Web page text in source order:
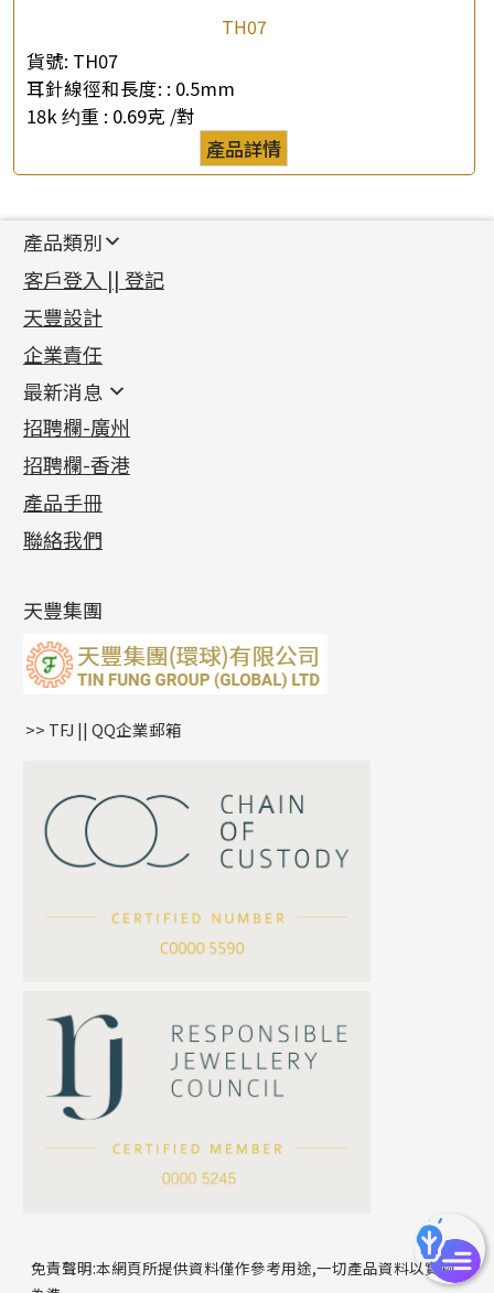
TH07
貨號: TH07
耳針線徑和長度: : 0.5mm
18k 约重 : 0.69克 /對
產品詳情
公司名稱
聯絡電話
產品類別
新產品
足金系列
足金配件
機織鏈系列
珠仔鏈
镶口链
管狀網鏈
十字車花鏈系列
十字閃O鏈系列
十字錘打鏈系列
側身車花鏈系列
側身鏈系列
雙十字鏈系列
水波鏈系列
蛇骨鏈系列
鏈尾系列
嘴唇鏈系列
S車花鏈系列
珍珠鏈系列
坦克鏈系列
滿天星鏈系列
方假繩鏈系列
首飾配件
耳環類配件
卷迫系列
螺絲迫系列
梅花迫系列
平臺迫系列
綫拍系列
美拍系列
耳環扣系列
耳綫/耳鈎系列
耳環爪頭
耳環
鏈類配件
動感車花吊墜
調節珠系列
生圈扣系列
龍蝦扣系列
鴨俐制系列
字母吊墜
相盒吊墜
項鏈吊墜
生肖吊墜
星座吊墜
珠扣
其他類配件
珠盤系列
袖口鈕系列
焊片及鐳射綫
空心車花管
珠類配件
無孔光身珠
空心光身珠
無孔批花珠
鑲口類
四爪頭系列
六爪頭系列
車花片
動感車花片
鑲口戒指
鑲口手鏈系列
首飾系列
手镯系列
戒指系列
空心耳環
空心车花管首饰链
空心手鐲系列
貴金屬原料
千足金
記憶金屬系列
記憶戒指
拉簧珠珠手鏈
記憶鈦手鐲
客戶登入 || 登記
天豐設計
企業責任
最新消息
最新消息
各項證書(2)
相片集(9)
展覽會資訊
最新產品資訊
招聘欄-廣州
招聘欄-香港
產品手冊
聯絡我們
天豐集團
>> TFJ || QQ企業郵箱
免責聲明:本網頁所提供資料僅作參考用途,一切產品資料以實物